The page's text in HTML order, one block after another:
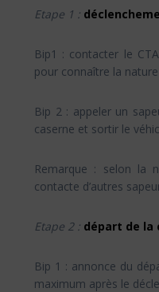
Etape 1 :
Bip1 : contacter le
pour connaître la nature
Bip 2 : appeler un
caserne et sortir le
Remarque : selon la
contacte d’autres
Etape 2 : départ de la
Bip 1 : annonce du
maximum après le